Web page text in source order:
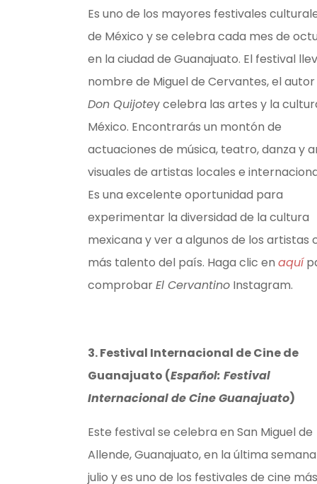
Es uno de los mayores festivales
de México y se celebra cada mes de
en la ciudad de Guanajuato. El festival
nombre de Miguel de Cervantes, el
Don Quijotey celebra las artes y la
México. Encontrarás un montón de
actuaciones de música, teatro, danza y
visuales de artistas locales e
Es una excelente oportunidad para
experimentar la diversidad de la cultura
mexicana y ver a algunos de los artistas
más talento del país. Haga clic en aquí
comprobarEl Cervantino Instagram.
3. Festival Internacional de Cine de
Guanajuato (Español: Festival
Internacional de Cine Guanajuato)
Este festival se celebra en San Miguel de
Allende,Guanajuato, en la última
julio y es uno de los festivales de cine más